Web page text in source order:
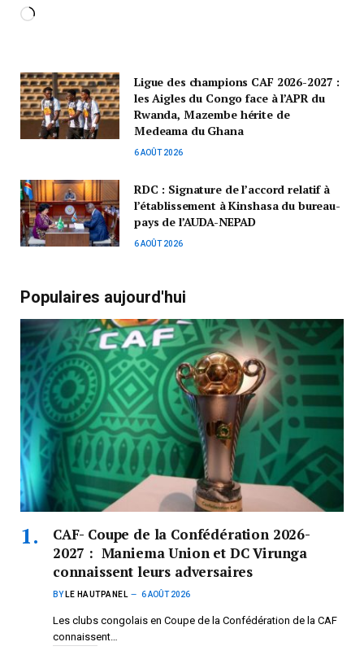
Ligue des champions CAF 2026-2027 :
les Aigles du Congo face à l’APR du
Rwanda, Mazembe hérite de
Medeama du Ghana
6 AOÛT 2026
RDC : Signature de l’accord relatif à
l’établissement à Kinshasa du bureau-
pays de l’AUDA-NEPAD
6 AOÛT 2026
Populaires aujourd'hui
CAF- Coupe de la Confédération 2026-
2027 : Maniema Union et DC Virunga
connaissent leurs adversaires
BY LE HAUTPANEL 6 AOÛT 2026
Les clubs congolais en Coupe de la Confédération de la CAF
connaissent…